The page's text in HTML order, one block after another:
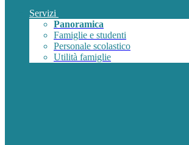
Servizi
Panoramica
Famiglie e studenti
Personale scolastico
Utilità famiglie